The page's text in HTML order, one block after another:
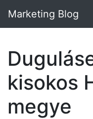
Marketing Blog
kisokos
megye